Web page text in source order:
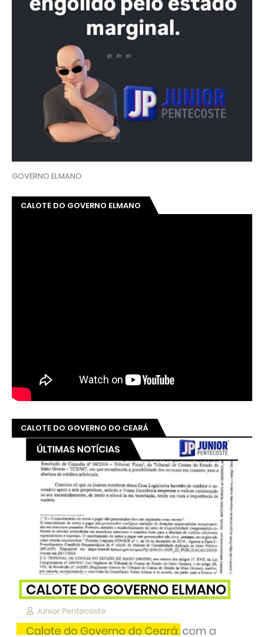
GOVERNO ELMANO
CALOTE DO GOVERNO ELMANO
CALOTE DO GOVERNO DO CEARÁ